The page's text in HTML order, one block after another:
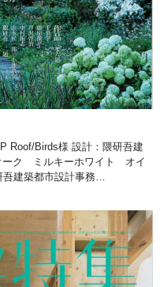
Roof/Birds様 設計：隈研吾建
ーク ミルキーホワイト オイ
吾建築都市設計事務…